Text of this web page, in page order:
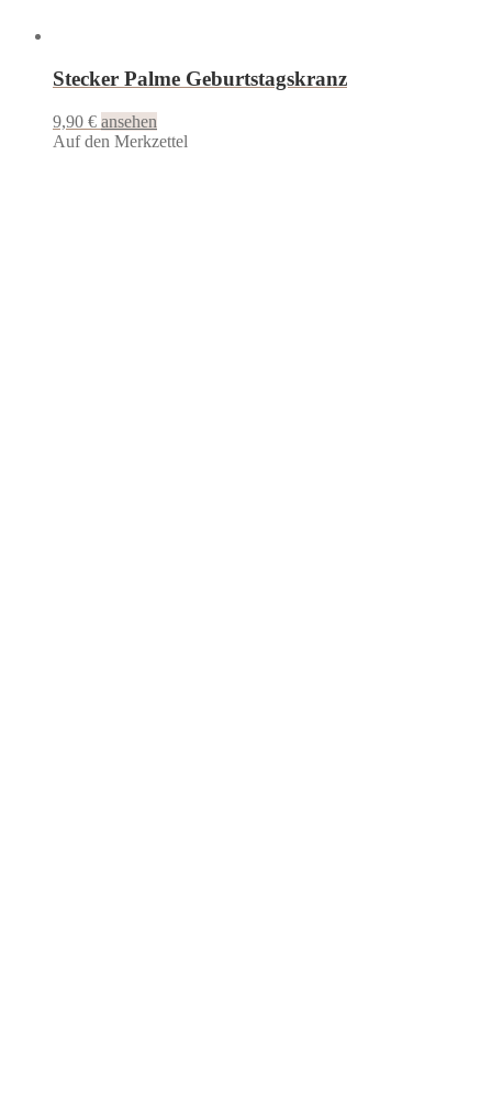
Stecker Palme Geburtstagskranz
9,90 € ansehen
Auf den Merkzettel